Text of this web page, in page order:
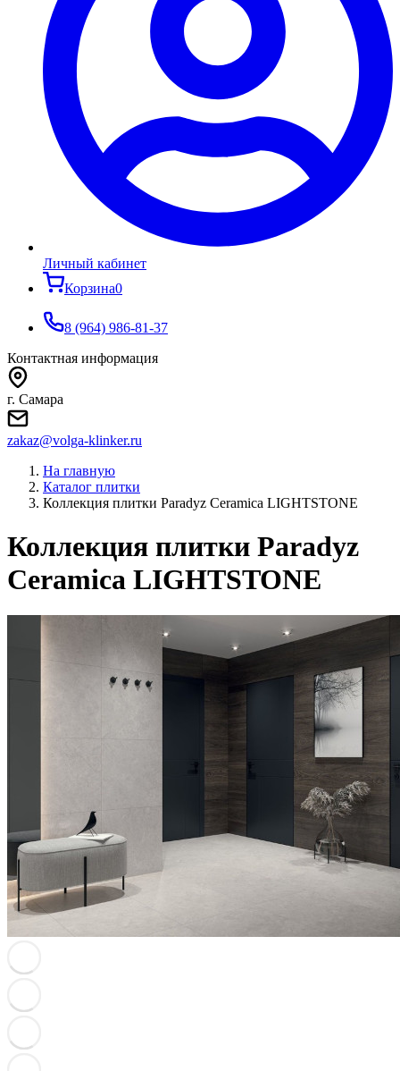
Личный кабинет
Корзина0
8 (964) 986-81-37
Контактная информация
г. Самара
zakaz@volga-klinker.ru
На главную
Каталог плитки
Коллекция плитки Paradyz Ceramica LIGHTSTONE
Коллекция плитки Paradyz
Ceramica LIGHTSTONE